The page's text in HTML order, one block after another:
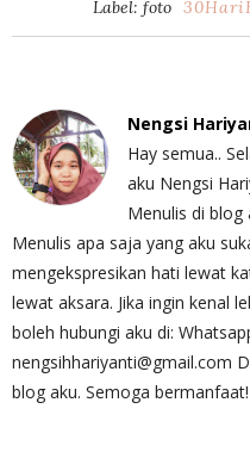
Label: foto
Nengsi
Hay semua..
aku Nengsi
Menulis di blog
Menulis apa saja yang aku
mengekspresikan hati lewat
lewat aksara. Jika ingin kenal
boleh hubungi aku di:
nengsihhariyanti@gmail.com
blog aku. Semoga bermanfaat!